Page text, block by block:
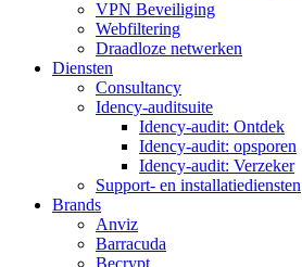
VPN Beveiliging
Webfiltering
Draadloze netwerken
Diensten
Consultancy
Idency-auditsuite
Idency-audit: Ontdek
Idency-audit: opsporen
Idency-audit: Verzeker
Support- en installatiediensten
Brands
Anviz
Barracuda